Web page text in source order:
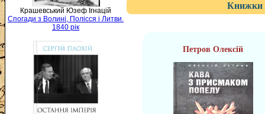
Крашевський Юзеф Ігнацій
Спогади з Волині, Полісся і Литви.
1840 рік
Книжки
Петров Олексій